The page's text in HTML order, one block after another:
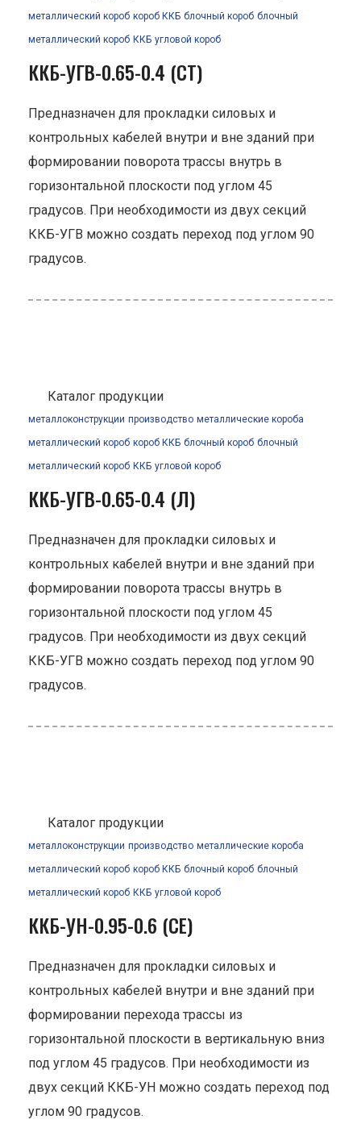
металлический короб короб ККБ блочный короб блочный
металлический короб ККБ угловой короб
ККБ-УГВ-0.65-0.4 (СТ)
Предназначен для прокладки силовых и
контрольных кабелей внутри и вне зданий при
формировании поворота трассы внутрь в
горизонтальной плоскости под углом 45
градусов. При необходимости из двух секций
ККБ-УГВ можно создать переход под углом 90
градусов.
Каталог продукции
металлоконструкции производство металлические короба
металлический короб короб ККБ блочный короб блочный
металлический короб ККБ угловой короб
ККБ-УГВ-0.65-0.4 (Л)
Предназначен для прокладки силовых и
контрольных кабелей внутри и вне зданий при
формировании поворота трассы внутрь в
горизонтальной плоскости под углом 45
градусов. При необходимости из двух секций
ККБ-УГВ можно создать переход под углом 90
градусов.
Каталог продукции
металлоконструкции производство металлические короба
металлический короб короб ККБ блочный короб блочный
металлический короб ККБ угловой короб
ККБ-УН-0.95-0.6 (СЕ)
Предназначен для прокладки силовых и
контрольных кабелей внутри и вне зданий при
формировании перехода трассы из
горизонтальной плоскости в вертикальную вниз
под углом 45 градусов. При необходимости из
двух секций ККБ-УН можно создать переход под
углом 90 градусов.